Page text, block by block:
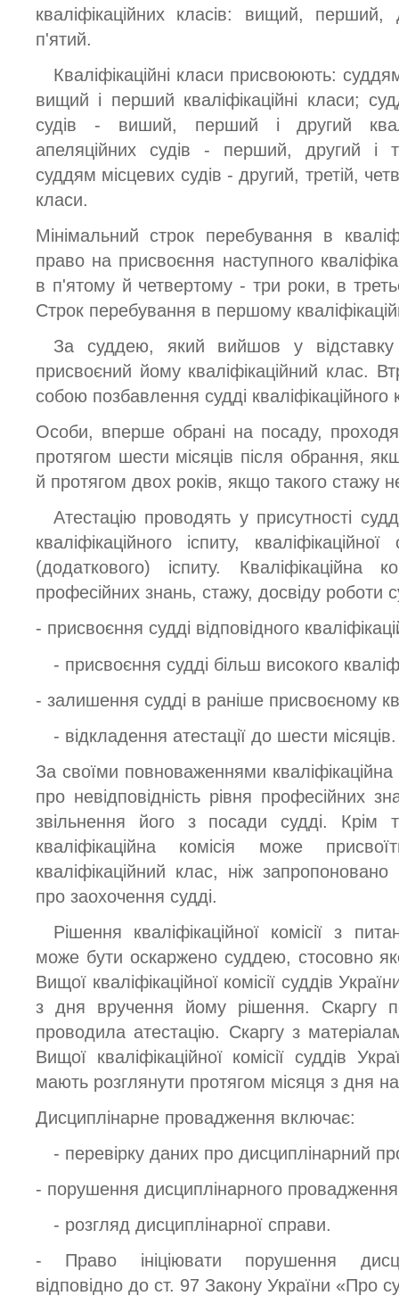
кваліфікаційних класів: вищий, перший,
п'ятий.
Кваліфікаційні класи присвоюють:
вищий і перший кваліфікаційні класи;
судів - виший, перший і другий
апеляційних судів - перший, другий і
суддям місцевих судів - другий, третій,
класи.
Мінімальний строк перебування в
право на присвоєння наступного
в п'ятому й четвертому - три роки, в
Строк перебування в першому
За суддею, який вийшов у відставку
присвоєний йому кваліфікаційний клас.
собою позбавлення судді кваліфікаційного
Особи, вперше обрані на посаду,
протягом шести місяців після обрання,
й протягом двох років, якщо такого стажу
Атестацію проводять у присутності
кваліфікаційного іспиту,
(додаткового) іспиту. Кваліфікаційна
професійних знань, стажу, досвіду роботи
- присвоєння судді відповідного
- присвоєння судді більш високого
- залишення судді в раніше присвоєному
- відкладення атестації до шести місяців.
За своїми повноваженнями
про невідповідність рівня професійних
звільнення його з посади судді. Крім
кваліфікаційна комісія може
кваліфікаційний клас, ніж
про заохочення судді.
Рішення кваліфікаційної комісії з
може бути оскаржено суддею, стосовно
Вищої кваліфікаційної комісії суддів
з дня вручення йому рішення. Скаргу
проводила атестацію. Скаргу з
Вищої кваліфікаційної комісії суддів
мають розглянути протягом місяця з дня
Дисциплінарне провадження включає:
- перевірку даних про дисциплінарний
- порушення дисциплінарного
- розгляд дисциплінарної справи.
- Право ініціювати порушення
відповідно до ст. 97 Закону України «Про